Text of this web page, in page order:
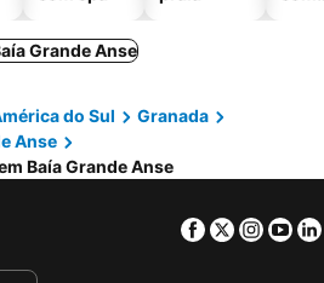
Grande Anse
do Sul
Granada
Anse
Baía Grande Anse
Facebook
Twitter